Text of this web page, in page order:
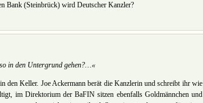
Bank (Steinbrück) wird Deutscher Kanzler?
in den Untergrund gehen?…«
den Keller. Joe Ackermann berät die Kanzlerin und schreibt ihr wie
im Direktorium der BaFIN sitzen ebenfalls Goldmännchen und